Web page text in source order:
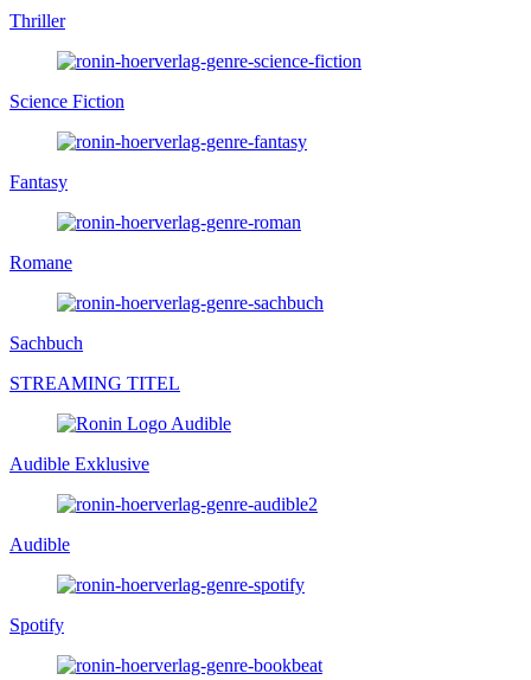
Thriller
Science Fiction
Fantasy
Romane
Sachbuch
STREAMING TITEL
Audible Exklusive
Audible
Spotify